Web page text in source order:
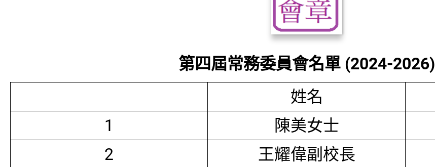
第四屆常務委員會名單 (2024-2026)
姓名
1
陳美女士
2
王耀偉副校長